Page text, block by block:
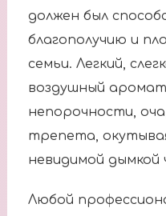
должен был
благополучию и
семьи. Легкий,
воздушный
непорочности,
трепета,
невидимой дымкой
Любой